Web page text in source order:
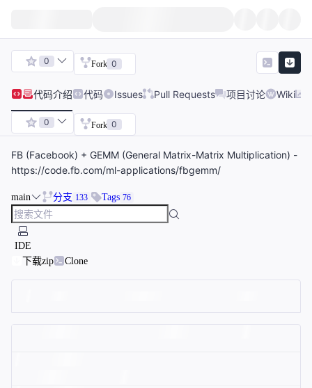
0 Fork 0
代码介绍 代码 Issues Pull Requests 项目讨论 Wiki
0 Fork 0
FB (Facebook) + GEMM (General Matrix-Matrix Multiplication) -
https://code.fb.com/ml-applications/fbgemm/
main 分支 133 Tags 76
IDE
下载zip
Clone